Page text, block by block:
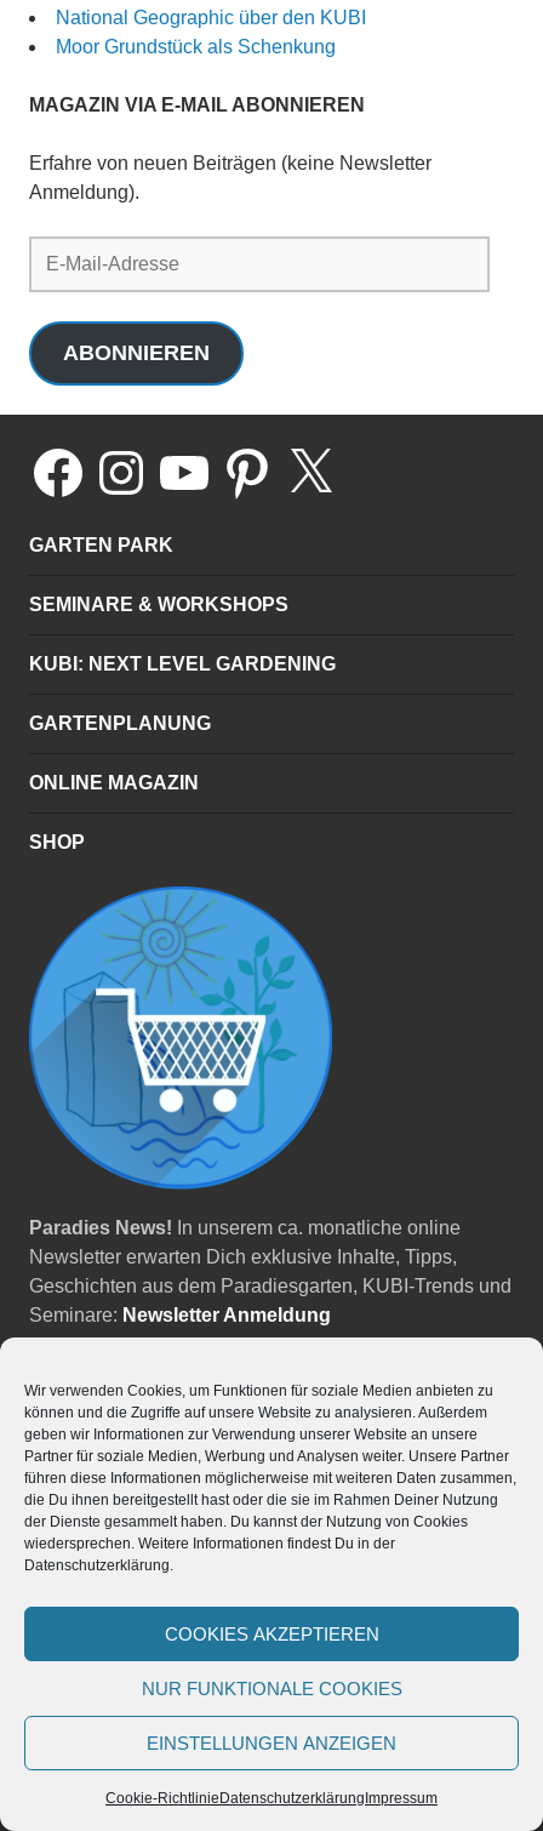
Wir verwenden Cookies, um Funktionen für soziale Medien anbieten zu
können und die Zugriffe auf unsere Website zu analysieren. Außerdem
geben wir Informationen zur Verwendung unserer Website an unsere
Partner für soziale Medien, Werbung und Analysen weiter. Unsere Partner
führen diese Informationen möglicherweise mit weiteren Daten zusammen,
die Du ihnen bereitgestellt hast oder die sie im Rahmen Deiner Nutzung
der Dienste gesammelt haben. Du kannst der Nutzung von Cookies
wiedersprechen. Weitere Informationen findest Du in der
Datenschutzerklärung.
COOKIES AKZEPTIEREN
NUR FUNKTIONALE COOKIES
EINSTELLUNGEN ANZEIGEN
Cookie-Richtlinie Datenschutzerklärung Impressum
National Geographic über den KUBI
Moor Grundstück als Schenkung
MAGAZIN VIA E-MAIL ABONNIEREN
Erfahre von neuen Beiträgen (keine Newsletter
Anmeldung).
ABONNIEREN
FacebookInstagramYouTubePinterestX
GARTEN PARK
SEMINARE & WORKSHOPS
KUBI: NEXT LEVEL GARDENING
GARTENPLANUNG
ONLINE MAGAZIN
SHOP
Paradies News! In unserem ca. monatliche online
Newsletter erwarten Dich exklusive Inhalte, Tipps,
Geschichten aus dem Paradiesgarten, KUBI-Trends und
Seminare: Newsletter Anmeldung
ÖKOLOGISCHE VERANTWORTUNG
UNESCO AUSZEICHNUNG
KONTAKT UND ANFAHRT
Tel. 0049 (0)4269 9228983
Mail: info@paradiesgarten.eu
Datenschutzerklärung
Cookie-Richtlinie (EU)